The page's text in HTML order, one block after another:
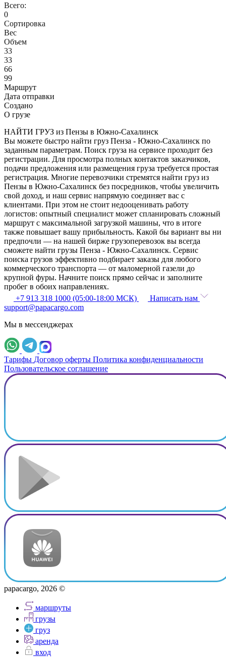
Всего:
0
Сортировка
Вес
Объем
33
33
66
99
Маршрут
Дата отправки
Создано
О грузе
НАЙТИ ГРУЗ из Пензы в Южно-Сахалинск
Вы можете быстро найти груз Пенза - Южно-Сахалинск по
заданным параметрам. Поиск груза на сервисе проходит без
регистрации. Для просмотра полных контактов заказчиков,
подачи предложения или размещения груза требуется простая
регистрация. Многие перевозчики стремятся найти груз из
Пензы в Южно-Сахалинск без посредников, чтобы увеличить
свой доход, и наш сервис напрямую соединяет вас с
клиентами. При этом не стоит недооценивать работу
логистов: опытный специалист может спланировать сложный
маршрут с максимальной загрузкой машины, что в итоге
также повышает вашу прибыльность. Какой бы вариант вы ни
предпочли — на нашей бирже грузоперевозок вы всегда
сможете найти грузы Пенза - Южно-Сахалинск. Сервис
поиска грузов эффективно подбирает заказы для любого
коммерческого транспорта — от маломерной газели до
крупной фуры. Начните поиск прямо сейчас и заполните
пробег в обоих направлениях.
+7 913 318 1000 (05:00-18:00 МСК)
Написать нам
support@papacargo.com
Мы в мессенджерах
Тарифы Договор оферты Политика конфиденциальности
Пользовательское соглашение
papacargo, 2026 ©
маршруты
грузы
груз
аренда
вход